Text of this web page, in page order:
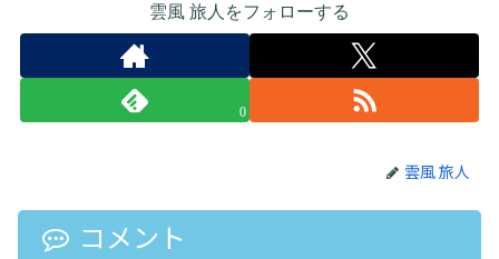
雲風 旅人をフォローする
0
雲風 旅人
コメント